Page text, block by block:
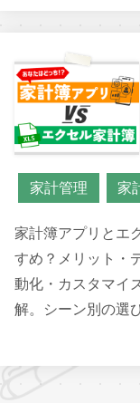
家計管理 家
家計簿アプリとエ
すめ？メリット・
動化・カスタマイ
解。シーン別の選